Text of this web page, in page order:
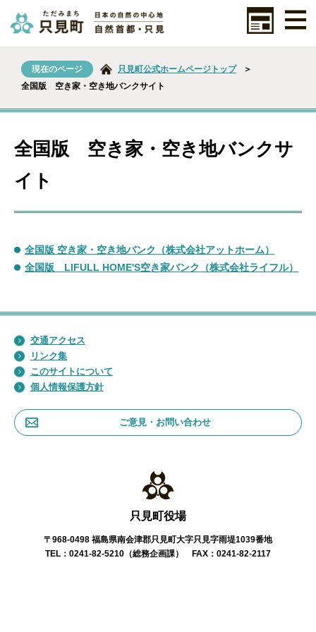
現在のページ 只見町公式ホームページトップ
＞
全国版 空き家・空き地バンクサイト
全国版 空き家・空き地バンクサ
イト
全国版 空き家・空き地バンク（株式会社アットホーム）
全国版 LIFULL HOME'S空き家バンク（株式会社ライフル）
交通アクセス
リンク集
このサイトについて
個人情報保護方針
ご意見・お問い合わせ
只見町役場
〒968-0498 福島県南会津郡只見町大字只見字雨堤1039番地
TEL：0241-82-5210（総務企画課） FAX：0241-82-2117